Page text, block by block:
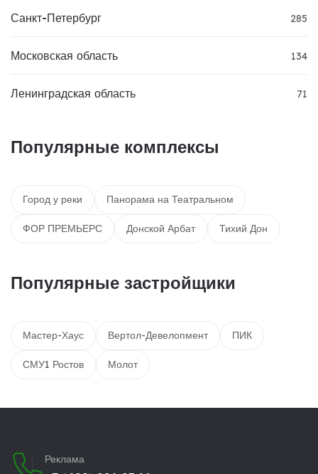
Санкт-Петербург 285
Московская область 134
Ленинградская область 71
Популярные комплексы
Город у реки Панорама на Театральном
ФОР ПРЕМЬЕРС Донской Арбат Тихий Дон
Популярные застройщики
Мастер-Хаус Вертол-Девелопмент ПИК
СМУ1 Ростов Молот
Реклама